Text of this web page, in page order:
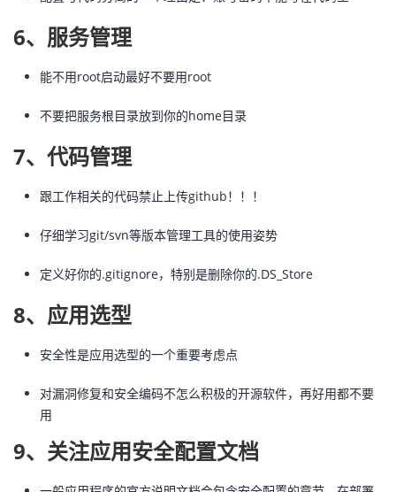
6、服务管理
能不用root启动最好不要用root
不要把服务根目录放到你的home目录
7、代码管理
跟工作相关的代码禁止上传github！！！
仔细学习git/svn等版本管理工具的使用姿势
定义好你的.gitignore，特别是删除你的.DS_Store
8、应用选型
安全性是应用选型的一个重要考虑点
对漏洞修复和安全编码不怎么积极的开源软件，再好用都不要
用
9、关注应用安全配置文档